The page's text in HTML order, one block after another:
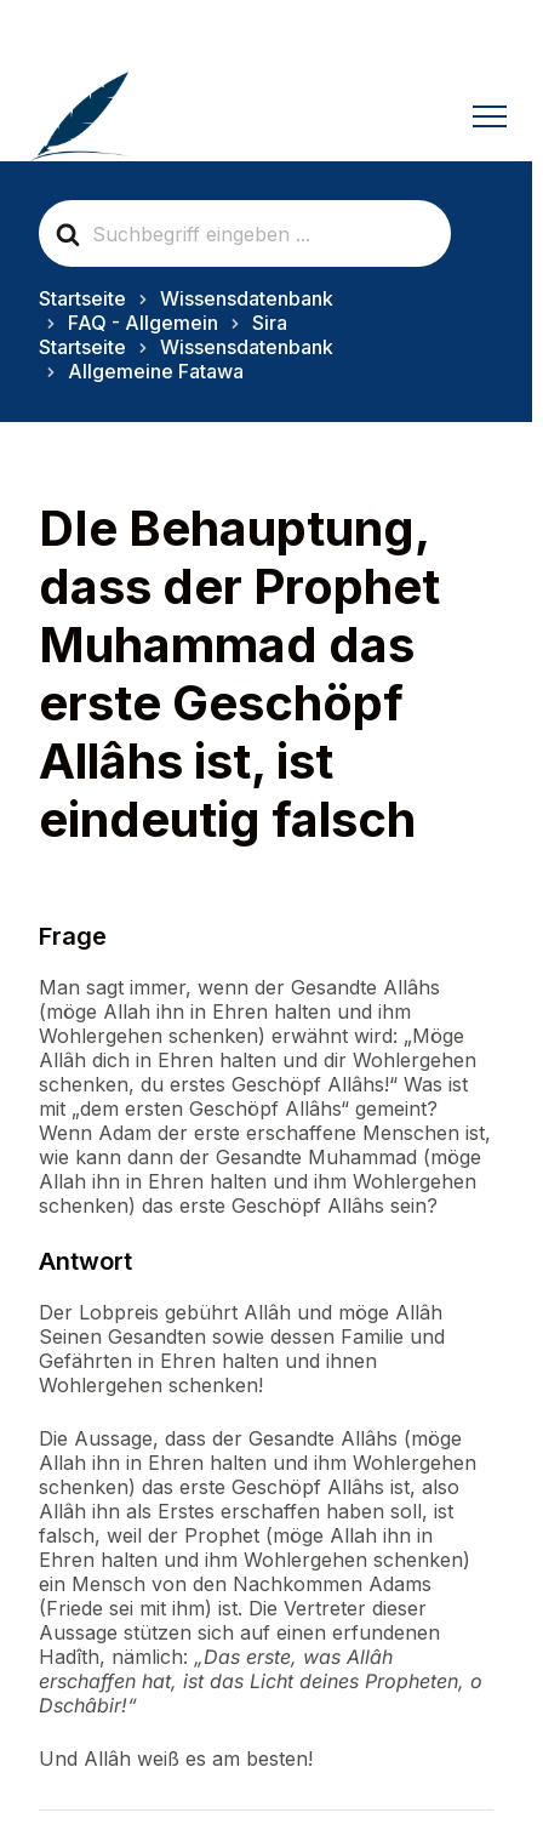
S
e
a
c
F
o
Startseite
Wissensdatenbank
FAQ - Allgemein
Sira
Startseite
Wissensdatenbank
Allgemeine Fatawa
DIe Behauptung,
dass der Prophet
Muhammad das
erste Geschöpf
Allâhs ist, ist
eindeutig falsch
Frage
Man sagt immer, wenn der Gesandte Allâhs
(möge Allah ihn in Ehren halten und ihm
Wohlergehen schenken) erwähnt wird: „Möge
Allâh dich in Ehren halten und dir Wohlergehen
schenken, du erstes Geschöpf Allâhs!“ Was ist
mit „dem ersten Geschöpf Allâhs“ gemeint?
Wenn Adam der erste erschaffene Menschen ist,
wie kann dann der Gesandte Muhammad (möge
Allah ihn in Ehren halten und ihm Wohlergehen
schenken) das erste Geschöpf Allâhs sein?
Antwort
Der Lobpreis gebührt Allâh und möge Allâh
Seinen Gesandten sowie dessen Familie und
Gefährten in Ehren halten und ihnen
Wohlergehen schenken!
Die Aussage, dass der Gesandte Allâhs (möge
Allah ihn in Ehren halten und ihm Wohlergehen
schenken) das erste Geschöpf Allâhs ist, also
Allâh ihn als Erstes erschaffen haben soll, ist
falsch, weil der Prophet (möge Allah ihn in
Ehren halten und ihm Wohlergehen schenken)
ein Mensch von den Nachkommen Adams
(Friede sei mit ihm) ist. Die Vertreter dieser
Aussage stützen sich auf einen erfundenen
Hadîth, nämlich: „Das erste, was Allâh
erschaffen hat, ist das Licht deines Propheten, o
Dschâbir!“
Und Allâh weiß es am besten!